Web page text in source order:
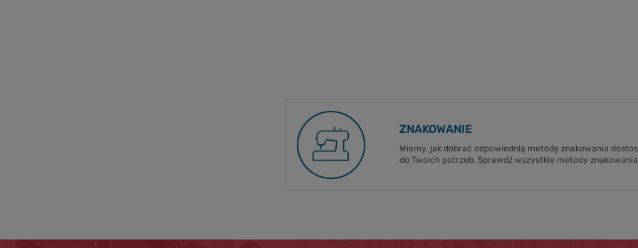
ZNAKOWANIE
Wiemy, jak dobrać odpowiednią metodę znakowania
do Twoich potrzeb. Sprawdź wszystkie metody